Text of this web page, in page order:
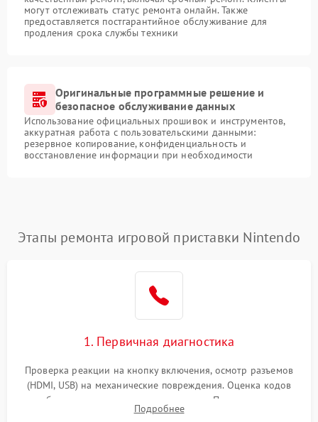
могут отслеживать статус ремонта онлайн. Также
предоставляется постгарантийное обслуживание для
продления срока службы техники
Оригинальные программные решение и
безопасное обслуживание данных
Использование официальных прошивок и инструментов,
аккуратная работа с пользовательскими данными:
резервное копирование, конфиденциальность и
восстановление информации при необходимости
Этапы ремонта игровой приставки Nintendo
1. Первичная диагностика
Проверка реакции на кнопку включения, осмотр разъемов
(HDMI, USB) на механические повреждения. Оценка кодов
ошибок на экране или по индикаторам. Проверка чтения
дисков, работы геймпадов и наличия гарантийных пломб.
Подробнее